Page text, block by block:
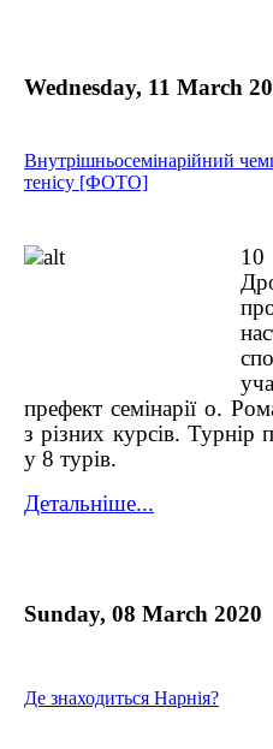
Wednesday, 11 March
Внутрішньосемінарійний
тенісу [ФОТО]
префект семінарії о.
з різних курсів.
у 8 турів.
Детальніше...
Sunday, 08 March 2020
Де знаходиться Нарнія?